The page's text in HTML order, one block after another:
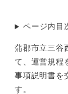
ページ内目
蒲郡市立三谷
て、運営規程
事項説明書を
す。